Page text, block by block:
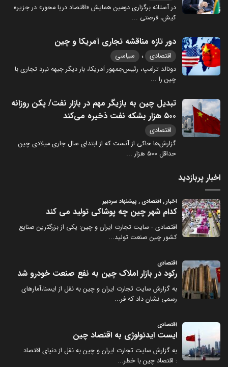
در آستانه برگزاری دومین همایش «اقتصاد دریا محور» در جزیره
کیش، فرصتی ...
دور تازه مناقشه تجاری آمریکا و چین
اقتصادی ، سیاسی
دونالد ترامپ، رئیس‌جمهور آمریکا، بار دیگر جبهه نبرد تجاری با
چین را ...
تبدیل چین به بازیگر مهم در بازار نفت/ پکن روزانه
۵۰۰ هزار بشکه نفت ذخیره می‌کند
اقتصادی
گزارش‌ها حاکی از آنست که از ابتدای سال جاری میلادی چین
حداقل ۵۰۰ هزار
...
اخبار پربازدید